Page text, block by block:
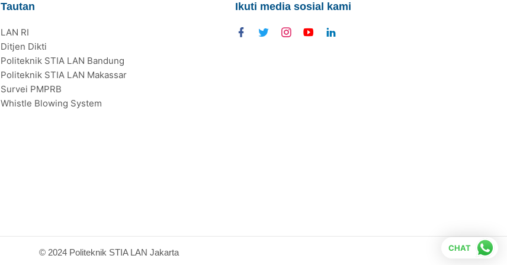
Tautan
LAN RI
Ditjen Dikti
Politeknik STIA LAN Bandung
Politeknik STIA LAN Makassar
Survei PMPRB
Whistle Blowing System
Ikuti media sosial kami
© 2024 Politeknik STIA LAN Jakarta CHAT